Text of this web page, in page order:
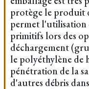
protège le produit
permet l'utilisation
primitifs lors des
déchargement
le polyéthylène de
pénétration de la
d'autres débris